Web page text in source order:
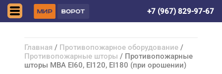
+7 (967) 829-97-67
Главная / Противопожарное оборудование /
Противопожарные шторы / Противопожарные
шторы МВА EI60, EI120, EI180 (при орошении)